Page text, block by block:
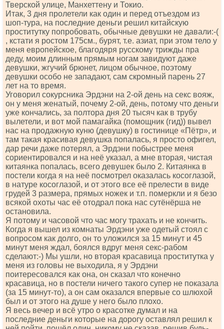
Тверской улице, Манхеттену и Токио.
Итак, 3 дня пролетели как один и перед отъездом из
шоп-тура, на последние деньги решил китайскую
проститутку попробовать, обычные девушки не давали:-(
, кстати я ростом 175см., бурят, т.е. азиат, при этом тело у
меня европейское, благодяря русскому трижды пра
деду, моим длинным прямым ногам завидуют даже
девушки, жгучий брюнет, лицом обычное, поэтому
девушки особо не западают, сам скромный парень 27
лет на то время.
Уговорил сокурсника Эрдэни на 2-ой день на секс вояж,
он у меня женатый, почему 2-ой, день, потому что деньги
уже кончались, за полтора дня 20 тысяч как в трубу
вылетели, и вот мой памагайка (помощник (гид)) вывел
нас на продажную куню (девушку) в гостинице «Пётр», и
там такая красивая девушка попалась, я просто офигел,
дар речи даже потерял, а Эрдэни побыстрее меня
сориентировался и на неё указал, а мне вторая, чистая
китаянка попалась, всего девушек было 2. Китаянка в
постели когда я на неё посмотрел оказалась косоглазой,
в натуре косоглазой, и от этого все её прелести в виде
грудей 3 размера, прямых ножек и т.п. померкли и я безо
всякой охоты час её отодрал пока нас сутёнёрша не
остановила.
Я потому и часовой что час могу трахать и не кончить.
Когда я вышел из комнаты Эрдэни уже одетый стоял с
вопросом как долго, он то уложился за 15 минут и 45
минут меня ждал, боялся вдруг меня секс-рабом
сделают:-) Мы ушли, но вторая красавица проститутка у
меня из головы не выходила, я у Эрдэни
поитересовался как она, он сказал что конечно
красавица, но в постели ничего такого супер не показала
(за 15 минут-то), а он сам оказался впервые со шлюхой
был и от этого на душе у него было плохо.
Я весь вечер и всё утро о красотке думал и на
последние деньги которые на дорогу оставлял решил к